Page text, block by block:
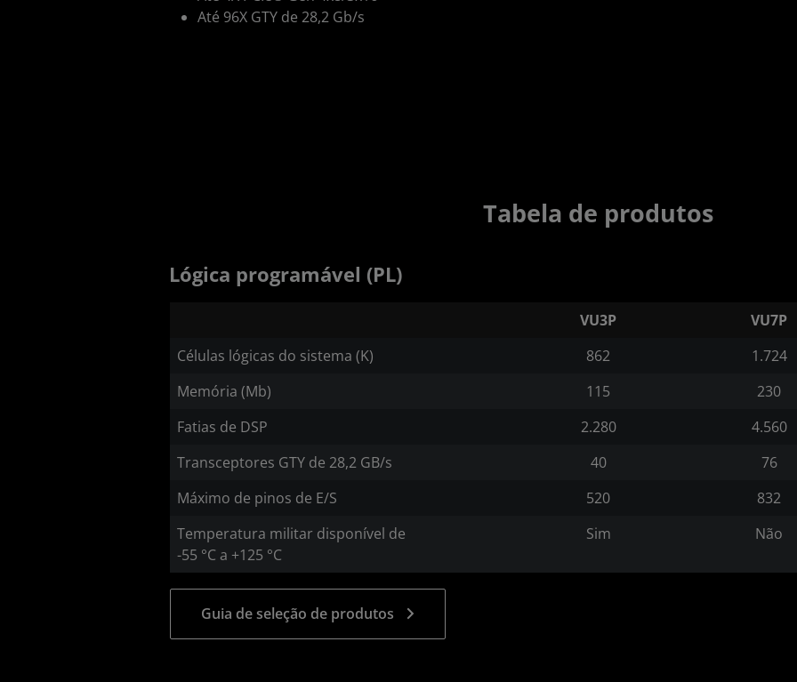
Até 96X GTY de 28,2 Gb/s
Tabela de produtos
Lógica programável (PL)
VU3P VU7P
Células lógicas do sistema (K)
862 1.724
Memória (Mb)
115 230
Fatias de DSP
2.280 4.560
Transceptores GTY de 28,2 GB/s
40 76
Máximo de pinos de E/S
520 832
Temperatura militar disponível de
-55 °C a +125 °C
Sim Não
Guia de seleção de produtos